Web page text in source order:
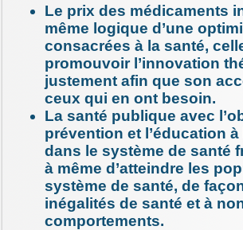
Le prix des médicaments
même logique d’une
consacrées à la santé,
promouvoir l’innovation
justement afin que son
ceux qui en ont besoin.
La santé publique avec
prévention et l’éducation
dans le système de santé
à même d’atteindre les
système de santé, de
inégalités de santé et à
comportements.